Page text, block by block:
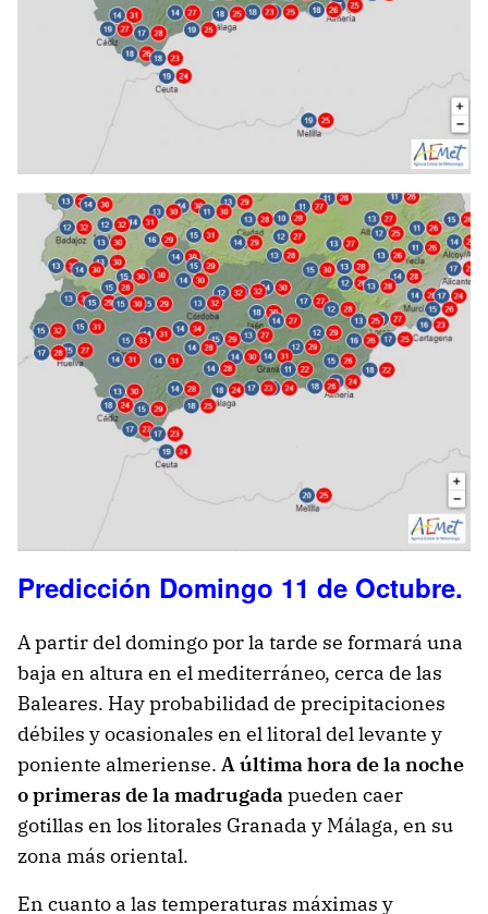
Predicción Domingo 11 de Octubre.
A partir del domingo por la tarde se formará una
baja en altura en el mediterráneo, cerca de las
Baleares. Hay probabilidad de precipitaciones
débiles y ocasionales en el litoral del levante y
poniente almeriense. A última hora de la noche
o primeras de la madrugadapueden caer
gotillas en los litorales Granada y Málaga, en su
zona más oriental.
En cuanto a las temperaturas máximas y